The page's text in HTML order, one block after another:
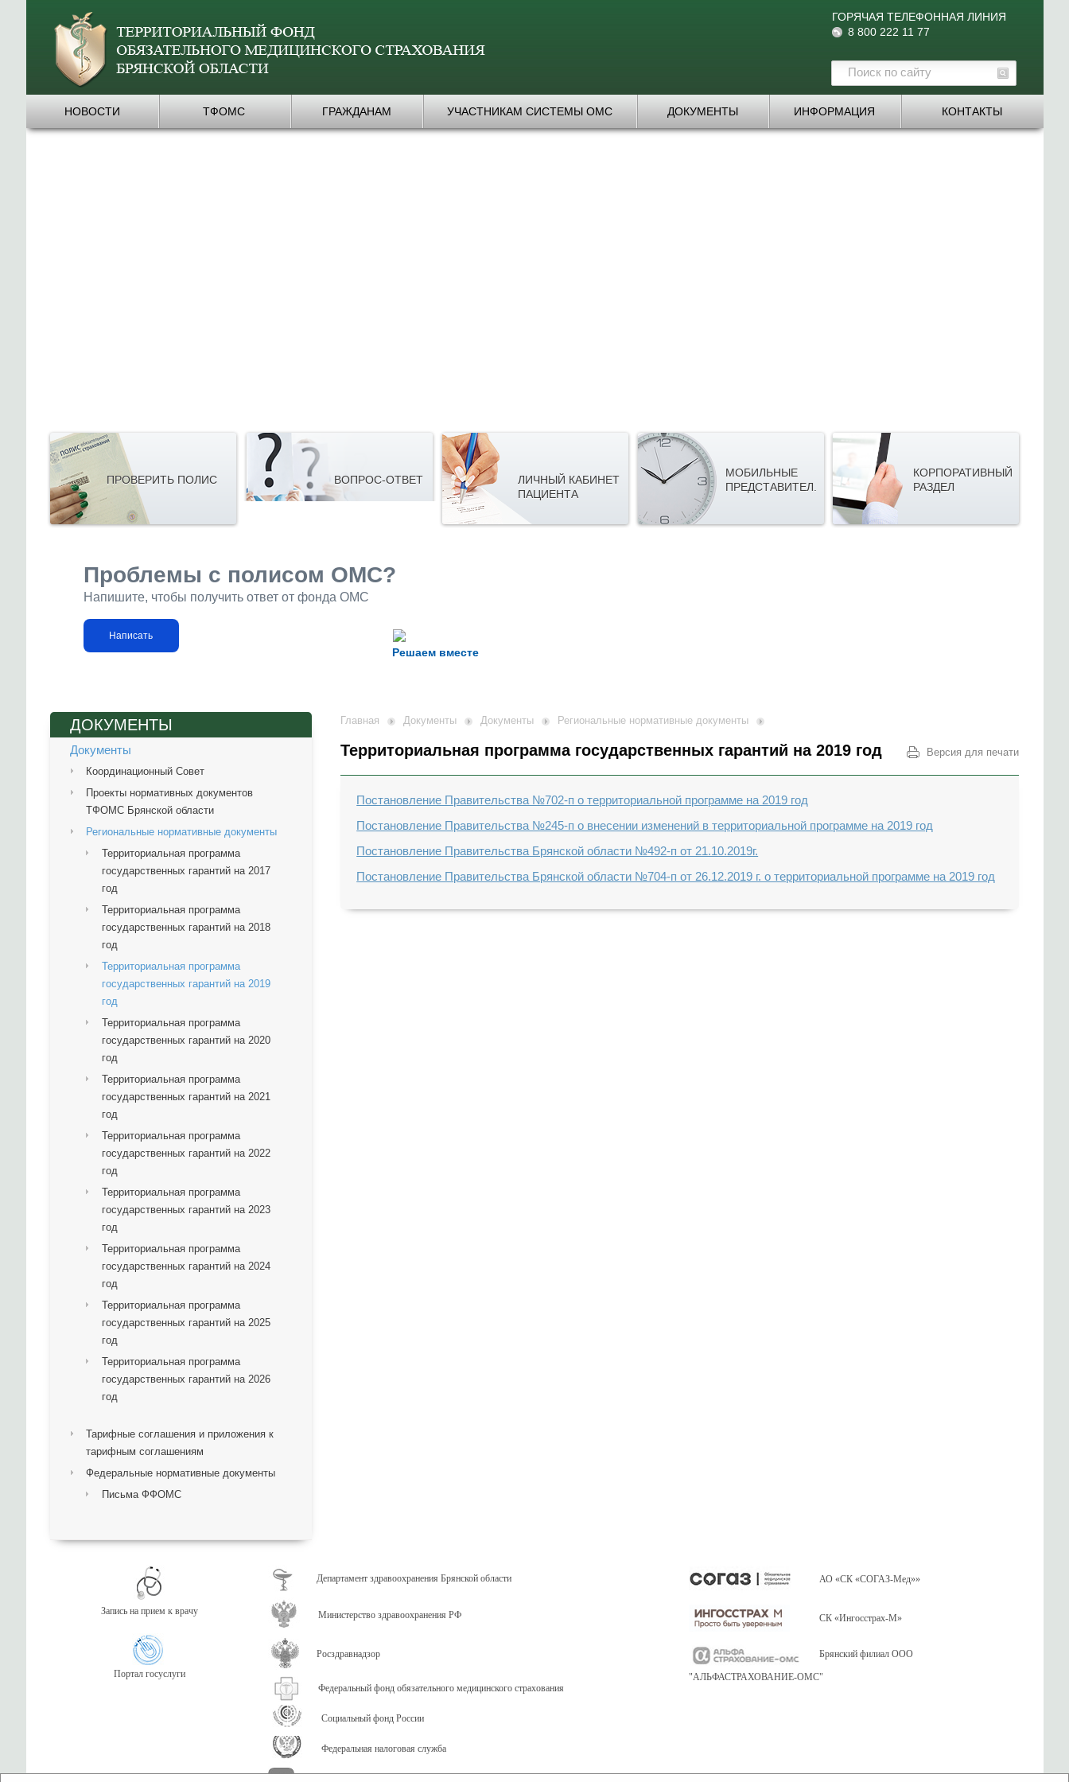
ГОРЯЧАЯ ТЕЛЕФОННАЯ ЛИНИЯ
8 800 222 11 77
НОВОСТИ ТФОМС ГРАЖДАНАМ УЧАСТНИКАМ СИСТЕМЫ ОМС ДОКУМЕНТЫ ИНФОРМАЦИЯ КОНТАКТЫ
ПРОВЕРИТЬ ПОЛИС ВОПРОС-ОТВЕТ
ЛИЧНЫЙ КАБИНЕТ
ПАЦИЕНТА
МОБИЛЬНЫЕ
ПРЕДСТАВИТЕЛ.
КОРПОРАТИВНЫЙ
РАЗДЕЛ
Решаем вместе
Проблемы с полисом ОМС?
Напишите, чтобы получить ответ от фонда ОМС
Написать
ДОКУМЕНТЫ
Документы
Координационный Совет
Проекты нормативных документов
ТФОМС Брянской области
Региональные нормативные документы
Территориальная программа
государственных гарантий на 2017
год
Территориальная программа
государственных гарантий на 2018
год
Территориальная программа
государственных гарантий на 2019
год
Территориальная программа
государственных гарантий на 2020
год
Территориальная программа
государственных гарантий на 2021
год
Территориальная программа
государственных гарантий на 2022
год
Территориальная программа
государственных гарантий на 2023
год
Территориальная программа
государственных гарантий на 2024
год
Территориальная программа
государственных гарантий на 2025
год
Территориальная программа
государственных гарантий на 2026
год
Тарифные соглашения и приложения к
тарифным соглашениям
Федеральные нормативные документы
Письма ФФОМС
Главная Документы Документы Региональные нормативные документы
Территориальная программа государственных гарантий на 2019 год Версия для печати
Постановление Правительства №702-п о территориальной программе на 2019 год
Постановление Правительства №245-п о внесении изменений в территориальной программе на 2019 год
Постановление Правительства Брянской области №492-п от 21.10.2019г.
Постановление Правительства Брянской области №704-п от 26.12.2019 г. о территориальной программе на 2019 год
Запись на прием к врачу
Портал госуслуги
Департамент здравоохранения Брянской области
Министерство здравоохранения РФ
Росздравнадзор
Федеральный фонд обязательного медицинского страхования
Социальный фонд России
Федеральная налоговая служба
АО «СК «СОГАЗ-Мед»»
СК «Ингосстрах-М»
Брянский филиал ООО
"АЛЬФАСТРАХОВАНИЕ-ОМС"